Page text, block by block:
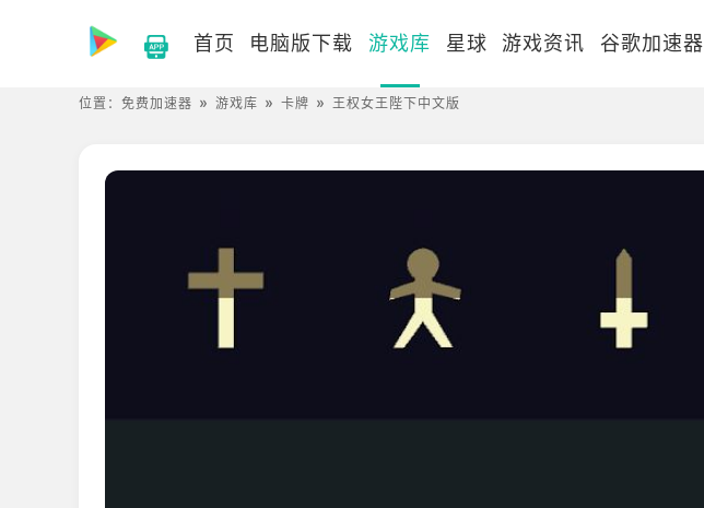
首页 电脑版下载 游戏库 星球 游戏资讯 谷歌加速器
位置： 免费加速器 游戏库 卡牌 王权女王陛下中文版